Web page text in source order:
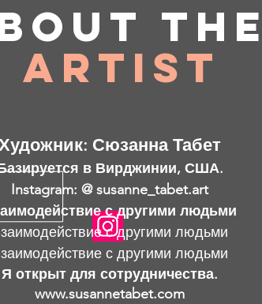
the
Artist
Сюзанна Табет
в Вирджинии, США.
Instagram: @ susanne_tabet.art
с другими людьми
с другими людьми
с другими людьми
Я открыт для сотрудничества.
www.susannetabet.com